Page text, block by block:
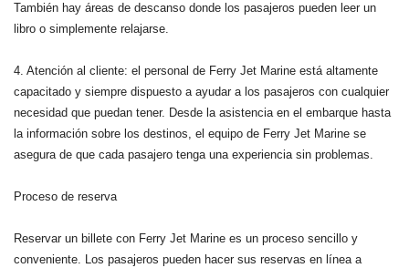
También hay áreas de descanso donde los pasajeros pueden leer un
libro o simplemente relajarse.
4. Atención al cliente: el personal de Ferry Jet Marine está altamente
capacitado y siempre dispuesto a ayudar a los pasajeros con cualquier
necesidad que puedan tener. Desde la asistencia en el embarque hasta
la información sobre los destinos, el equipo de Ferry Jet Marine se
asegura de que cada pasajero tenga una experiencia sin problemas.
Proceso de reserva
Reservar un billete con Ferry Jet Marine es un proceso sencillo y
conveniente. Los pasajeros pueden hacer sus reservas en línea a